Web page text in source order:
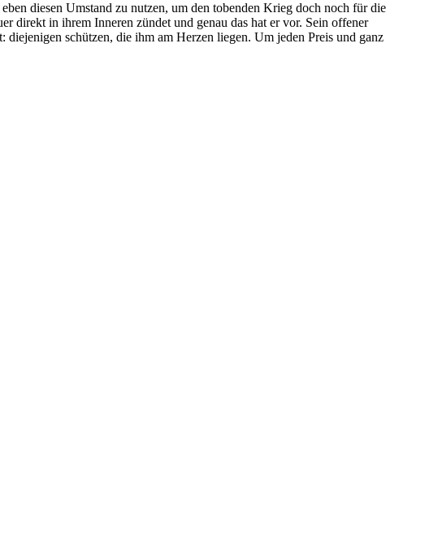
diesen Umstand zu nutzen, um den tobenden Krieg doch noch für die
direkt in ihrem Inneren zündet und genau das hat er vor. Sein offener
schützen, die ihm am Herzen liegen. Um jeden Preis und ganz